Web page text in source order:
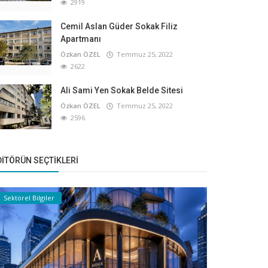
2919
Cemil Aslan Güder Sokak Filiz
Apartmanı
Özkan ÖZEL
Temmuz 25, 2022
2622
Ali Sami Yen Sokak Belde Sitesi
Özkan ÖZEL
Temmuz 25, 2022
2596
SEÇTIKLERI
Sektörel Bilgiler